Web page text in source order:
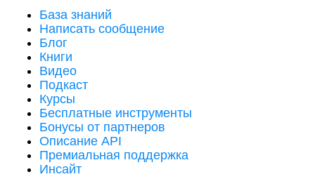
База знаний
Написать сообщение
Блог
Книги
Видео
Подкаст
Курсы
Бесплатные инструменты
Бонусы от партнеров
Описание API
Премиальная поддержка
Инсайт